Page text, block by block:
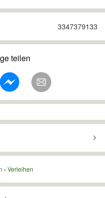
3347379133
teilen
Verleihen